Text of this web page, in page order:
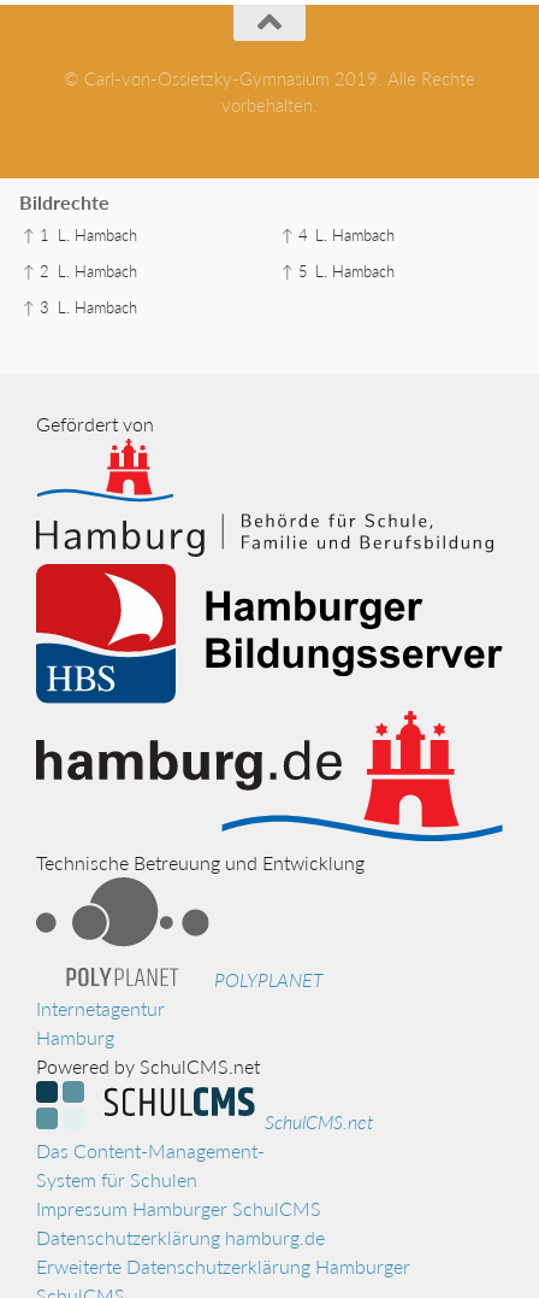
© Carl-von-Ossietzky-Gymnasium 2019. Alle Rechte
vorbehalten.
Bildrechte
↑ 1
L. Hambach
↑ 2 L. Hambach
↑ 3 L. Hambach
↑ 4 L. Hambach
↑ 5 L. Hambach
Gefördert von
Technische Betreuung und Entwicklung
POLYPLANET
Internetagentur
Hamburg
Powered by SchulCMS.net
SchulCMS.net
Das Content-Management-
System für Schulen
Impressum Hamburger SchulCMS
Datenschutzerklärung hamburg.de
Erweiterte Datenschutzerklärung Hamburger